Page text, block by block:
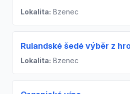
Lokalita: Bzenec
Rulandské šedé výběr z
Lokalita: Bzenec